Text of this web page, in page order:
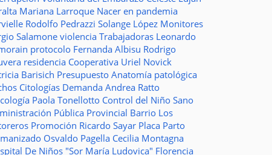
Mariana Larroque Nacer en pandemia
Rodolfo Pedrazzi Solange López Monitores
Salamoneviolencia Trabajadoras Leonardo
protocolo Fernanda Albisu Rodrigo
residencia Cooperativa Uriel Novick
Barisich Presupuesto Anatomía patológica
Citologías Demanda Andrea Ratto
Paola Tonellotto Control del Niño Sano
Pública Provincial Barrio Los
Promoción Ricardo Sayar Placa Parto
Osvaldo Pagella Cecilia Montagna
De Niños "Sor María Ludovica" Florencia